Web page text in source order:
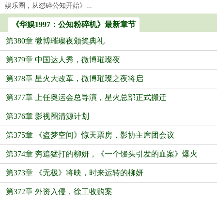
娱乐圈，从怼碎公知开始》...
《华娱1997：公知粉碎机》最新章节
第380章 微博璀璨夜颁奖典礼
第379章 中国达人秀，微博璀璨夜
第378章 星火大改革，微博璀璨之夜将启
第377章 上任奥运会总导演，星火总部正式搬迁
第376章 影视圈清源计划
第375章 《盗梦空间》惊天票房，影协主席团会议
第374章 穷追猛打的柳妍，《一个馒头引发的血案》爆火
第373章 《无极》将映，时来运转的柳妍
第372章 外资入侵，徐工收购案